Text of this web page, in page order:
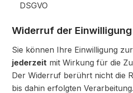
DSGVO
Widerruf der Einwilligung
Sie können Ihre Einwilligung
jederzeit mit Wirkung für die
Der Widerruf berührt nicht die
bis dahin erfolgten Verarbeitung.